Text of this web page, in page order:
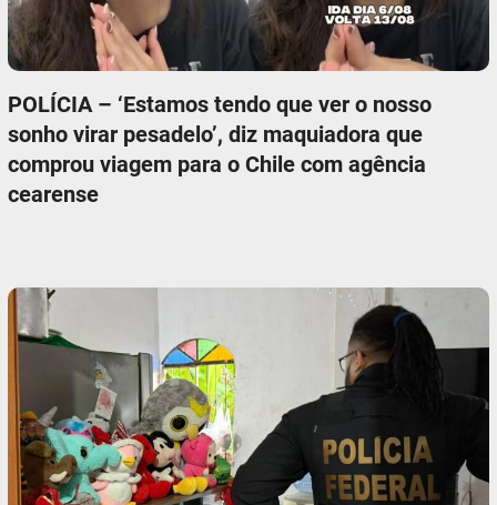
POLÍCIA – ‘Estamos tendo que ver o nosso
sonho virar pesadelo’, diz maquiadora que
comprou viagem para o Chile com agência
cearense